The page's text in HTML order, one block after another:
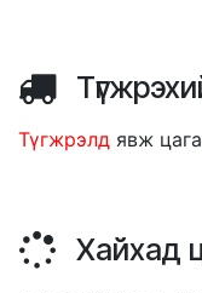
Түгжрэлд явж
Хайхад